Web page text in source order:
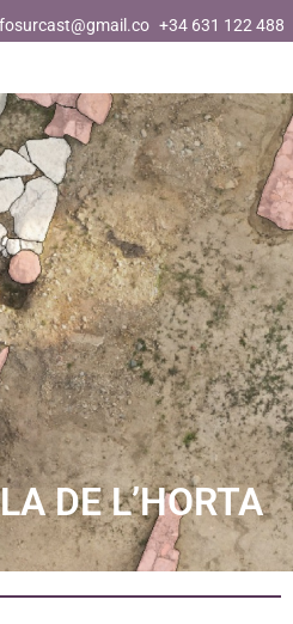
+34 631 122 488
DE L’HORTA